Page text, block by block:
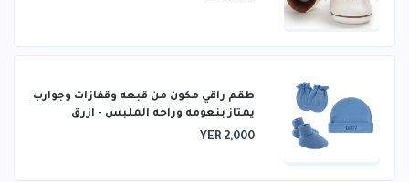
طقم راقي مكون من قبعه وقفازات وجوارب
يمتاز بنعومه وراحه الملبس - ازرق
YER 2,000